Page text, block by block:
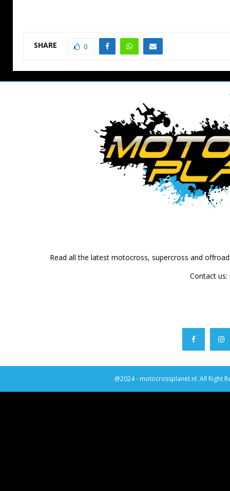
SHARE 0
Read all the latest motocross, supercross and
Contact us:
@2024 - motocrossplanet.nl. All Right